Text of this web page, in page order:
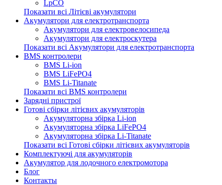
LpCO
Показати всі Літієві акумулятори
Акумулятори для електротранспорта
Акумулятори для електровелосипеда
Акумулятори для електроскутера
Показати всі Акумулятори для електротранспорта
BMS контролери
BMS Li-ion
BMS LiFePO4
BMS Li-Titanate
Показати всі BMS контролери
Зарядні пристрої
Готові сбірки літієвих акумуляторів
Акумуляторна збірка Li-ion
Акумуляторна збірка LiFePO4
Акумуляторна збірка Li-Titanate
Показати всі Готові сбірки літієвих акумуляторів
Комплектуючі для акумуляторів
Акумулятор для лодочного електромотора
Блог
Контакты